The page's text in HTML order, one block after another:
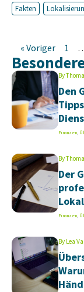
Fakten
« Voriger 1
By
Den
Finanzen,
By
Der
Finanzen,
By Lea